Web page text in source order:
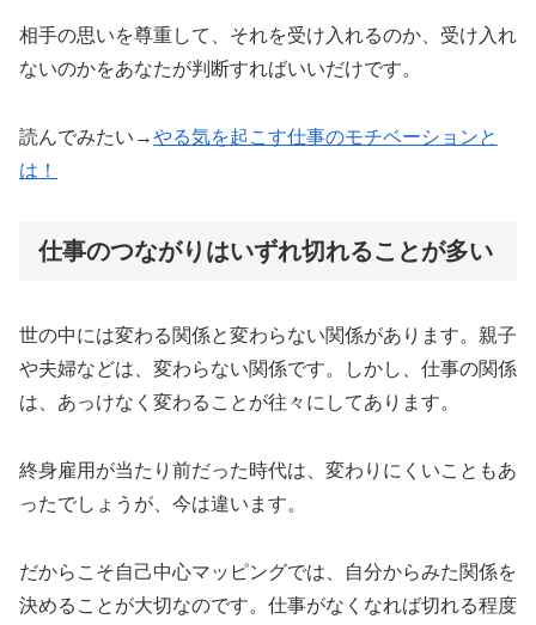
相手の思いを尊重して、それを受け入れるのか、受け入れ
ないのかをあなたが判断すればいいだけです。
読んでみたい→やる気を起こす仕事のモチベーションと
は！
仕事のつながりはいずれ切れることが多い
世の中には変わる関係と変わらない関係があります。親子
や夫婦などは、変わらない関係です。しかし、仕事の関係
は、あっけなく変わることが往々にしてあります。
終身雇用が当たり前だった時代は、変わりにくいこともあ
ったでしょうが、今は違います。
だからこそ自己中心マッピングでは、自分からみた関係を
決めることが大切なのです。仕事がなくなれば切れる程度